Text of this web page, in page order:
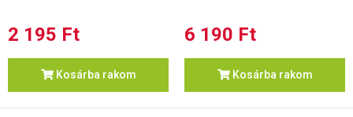
2 195 Ft
Kosárba rakom
6 190 Ft
Kosárba rakom